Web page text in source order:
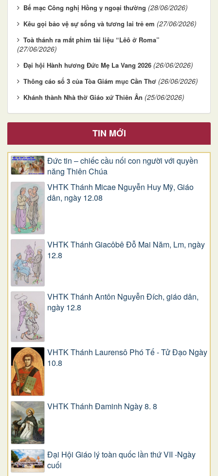
Bế mạc Công nghị Hồng y ngoại thường (28/06/2026)
Kêu gọi bảo vệ sự sống và tương lai trẻ em (27/06/2026)
Toà thánh ra mắt phim tài liệu “Lêô ở Roma”
(27/06/2026)
Đại hội Hành hương Đức Mẹ La Vang 2026 (26/06/2026)
Thông cáo số 3 của Tòa Giám mục Cần Thơ (26/06/2026)
Khánh thành Nhà thờ Giáo xứ Thiên Ân (25/06/2026)
TIN MỚI
Đức tin – chiếc cầu nối con người với quyền
năng Thiên Chúa
VHTK Thánh Micae Nguyễn Huy Mỹ, Giáo
dân, ngày 12.08
VHTK Thánh Giacôbê Ðỗ Mai Năm, Lm, ngày
12.8
VHTK Thánh Antôn Nguyễn Ðích, giáo dân,
ngày 12.8
VHTK Thánh Laurensô Phó Tế - Tử Đạo Ngày
10.8
VHTK Thánh Đaminh Ngày 8. 8
Đại Hội Giáo lý toàn quốc lần thứ VII -Ngày
cuối